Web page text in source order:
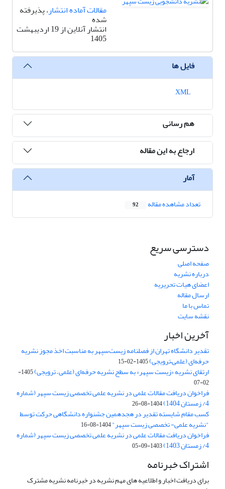
مقالات آماده انتشار، پذیرفته
شده
انتشار آنلاین از 19 اردیبهشت
1405
فایل ها
هم رسانی
ارجاع به این مقاله
آمار
تعداد مشاهده مقاله 92
دسترسی سریع
صفحه اصلی
درباره نشریه
اعضای هیات تحریریه
ارسال مقاله
تماس با ما
نقشه سایت
آخرین اخبار
تقدیر دانشگاه تهران از فصلنامه زیست‌سپهر به مناسبت اخذ مجوز نشریه
حرفه‌ای (علمی–ترویجی)1405-02-15
ارتقای نشریه «زیست‌ سپهر» به سطح نشریه حرفه‌ای (علمی – ترویجی)
1405-
02-07
فراخوان دریافت مقالات علمی در نشریه علمی تخصصی زیست سپهر (شماره
4/ زمستان 1404) 1404-08-26
کسب مقام شایسته تقدیر در هجدهمین جشنواره دانشگاهی حرکت توسط
"نشریه علمی- تخصصی زیست سپهر"1404-08-16
فراخوان دریافت مقالات علمی در نشریه علمی تخصصی زیست سپهر (شماره
4/ زمستان 1403) 1403-09-05
اشتراک خبرنامه
برای دریافت اخبار و اطلاعیه های مهم نشریه در خبرنامه نشریه مشترک